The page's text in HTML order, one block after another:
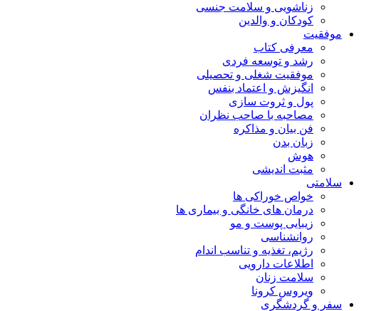
زناشویی و سلامت جنسی
کودکان و والدین
موفقیت
معرفی کتاب
رشد و توسعه فردی
موفقیت شغلی و تحصیلی
انگیزش و اعتماد بنفس
پول و ثروت سازی
مصاحبه با صاحب نظران
فن بیان و مذاکره
زبان بدن
هوش
مثبت اندیشی
سلامتی
خواص خوراکی ها
درمان های خانگی و بیماری ها
زیبایی پوست و مو
روانشناسی
رژیم، تغذیه و تناسب اندام
اطلاعات دارویی
سلامت زنان
ویروس کرونا
سفر و گردشگری